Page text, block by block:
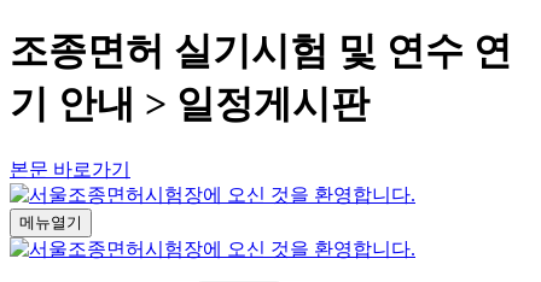
조종면허 실기시험 및 연수 연
기 안내 > 일정게시판
본문 바로가기
메뉴열기